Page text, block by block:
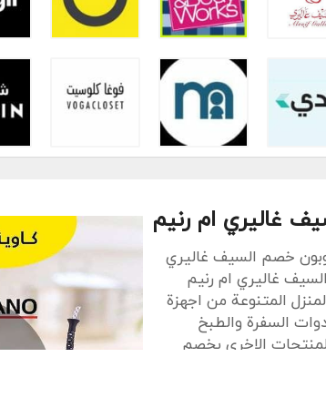
غاليري ام رنيم
خصم السيف غاليري
غاليري ام رنيم
المتنوعة من اجهزة
السفرة والطبخ
الاخري بخصم